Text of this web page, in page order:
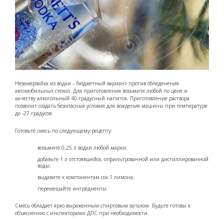
Незамерзайка из водки – бюджетный вариант против обледенения
автомобильных стекол. Для приготовления возьмите любой по цене и
качеству алкогольный 40-градусный напиток. Приготовление раствора
позволит создать безопасные условия для вождения машины при температуре
до -27 градусов.
Готовьте смесь по следующему рецепту:
возьмите 0,25 л водки любой марки;
добавьте 1 л отстоявшейся, отфильтрованной или дистиллированной
воды;
выдавите к компонентам сок 1 лимона;
перемешайте ингредиенты.
Смесь обладает ярко выраженным спиртовым запахом. Будьте готовы к
объяснению с инспекторами ДПС при необходимости.